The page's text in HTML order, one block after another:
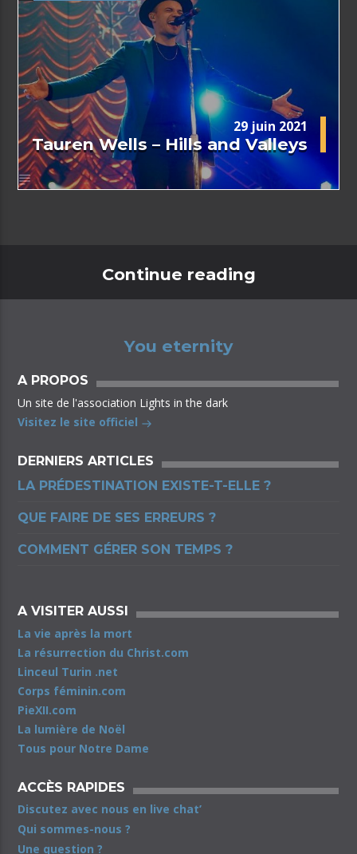
29 juin 2021
Tauren Wells – Hills and Valleys
Continue reading
You eternity
A PROPOS
Un site de l'association Lights in the dark
Visitez le site officiel
DERNIERS ARTICLES
LA PRÉDESTINATION EXISTE-T-ELLE ?
QUE FAIRE DE SES ERREURS ?
COMMENT GÉRER SON TEMPS ?
A VISITER AUSSI
La vie après la mort
La résurrection du Christ.com
Linceul Turin .net
Corps féminin.com
PieXII.com
La lumière de Noël
Tous pour Notre Dame
ACCÈS RAPIDES
Discutez avec nous en live chat’
Qui sommes-nous ?
Une question ?